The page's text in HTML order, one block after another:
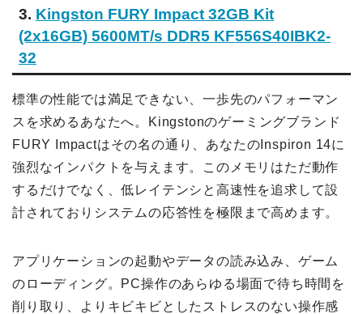
3. Kingston FURY Impact 32GB Kit
(2x16GB) 5600MT/s DDR5 KF556S40IBK2-
32
標準の性能では満足できない、一歩先のパフォーマン
スを求めるあなたへ。Kingstonのゲーミングブランド
FURY Impactはその名の通り、あなたのInspiron 14に
強烈なインパクトを与えます。このメモリはただ動作
するだけでなく、低レイテンシと高速性を追求して設
計されておりシステムの応答性を極限まで高めます。
アプリケーションの起動やデータの読み込み、ゲーム
のローディング。PC操作のあらゆる場面で待ち時間を
削り取り、よりキビキビとしたストレスのない操作感